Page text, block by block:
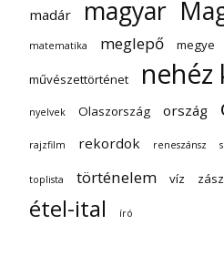
madár magyar
matematika meglepő megye
művészettörténet nehéz
nyelvek Olaszország ország
rajzfilm rekordok reneszánsz
toplista történelem víz
étel-ital író